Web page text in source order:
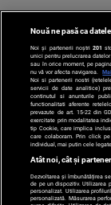
SPORT
Nouă ne pasă ca
Noi și partenerii noștri 201
unici pentru prelucrarea
sau în orice moment, pe
nu vă vor afecta navigarea.
Noi si partenerii nostri
servicii de date analitice)
continutul si anunturile
functionalitati aferente
prevazute de art. 15-22 din
exercitate prin modalitatea
tip Cookie, care implica
care colaboram. Prin click pe
individual, mai putin cele
Atât noi, cât și
Dezvoltarea și îmbunătățirea
de pe un dispozitiv. Utilizarea
personalizat. Utilizarea
personalizată. Măsurarea